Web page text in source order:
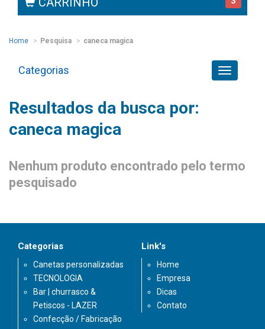
Home Pesquisa caneca magica
Toggle
Categorias
Resultados da busca por:
caneca magica
Nenhum produto encontrado pelo termo
pesquisado
Categorias
Canetas personalizadas
TECNOLOGIA
Bar | churrasco &
Petiscos - LAZER
Confecção / Fabricação
Link's
Home
Empresa
Dicas
Contato